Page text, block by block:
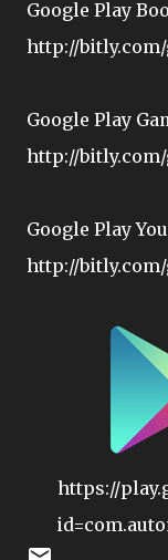
Google Play
http://
Google Play
http://
Google Play
http://
https://